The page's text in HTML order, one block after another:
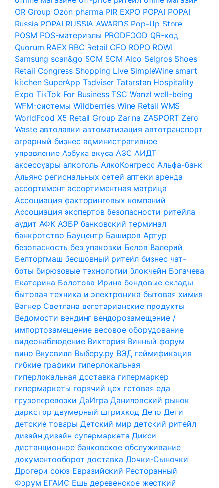
OR Group Ozon pharma PIR EXPO POPAI POPAI
Russia POPAI RUSSIA AWARDS Pop-Up Store
POSM POS-материалы PRODFOOD QR-код
Quorum RAEX RBC Retail CFO ROPO ROWI
Samsung scan&go SCM SCM Alco Selgros Shoes
Retail Congress Shopping Live SimpleWine smart
kitchen SuperApp Tadviser Tatarstan Hospitality
Expo TikTok For Business TSC Wanzl well-being
WFM-системы Wildberries Wine Retail WMS
WorldFood X5 Retail Group Zarina ZASPORT Zero
Waste автолавки автоматизация автотранспорт
аграрный бизнес административное
управление Азбука вкуса АЗС АИДТ
аксессуары алкоголь АлкоКонгресс Альфа-банк
Альянс региональных сетей аптеки аренда
ассортимент ассортиментная матрица
Ассоциация факторинговых компаний
Ассоциация экспертов безопасности ритейла
аудит АФК АЭБР банковский терминал
банкротство Бауцентр Баширов Артур
безопасность без упаковки Белов Валерий
Белторгмаш бесшовный ритейл бизнес чат-
боты бирюзовые технологии блокчейн Богачева
Екатерина Болотова Ирина бондовые склады
бытовая техника и электроника бытовая химия
Вагнер Светлана вегетарианские продукты
Ведомости вендинг вендорозамещение /
импортозамещение весовое оборудование
видеонаблюдение Виктория Винный форум
вино Вкусвилл Выберу.ру ВЭД геймификация
гибкие графики гиперлокальная
гиперлокальная доставка гипермаркер
гипермаркеты горячий цех готовая еда
грузоперевозки ДаИгра Даниловский рынок
даркстор двумерный штрихкод Депо Дети
детские товары Детский мир детский ритейл
дизайн дизайн супермаркета Дикси
дистанционное банковское обслуживание
документооборот доставка Дочки-Сыночки
Дрогери союз Евразийский Ресторанный
Форум ЕГАИС Ешь деревенское жесткий